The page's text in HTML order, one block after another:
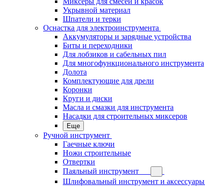
Укрывной материал
Шпатели и терки
Оснастка для электроинструмента
Аккумуляторы и зарядные устройства
Биты и переходники
Для лобзиков и сабельных пил
Для многофункционального инструмента
Долота
Комплектующие для дрели
Коронки
Круги и диски
Масла и смазки для инструмента
Насадки для строительных миксеров
Еще
Ручной инструмент
Гаечные ключи
Ножи строительные
Отвертки
Паяльный инструмент
Шлифовальный инструмент и аксессуары